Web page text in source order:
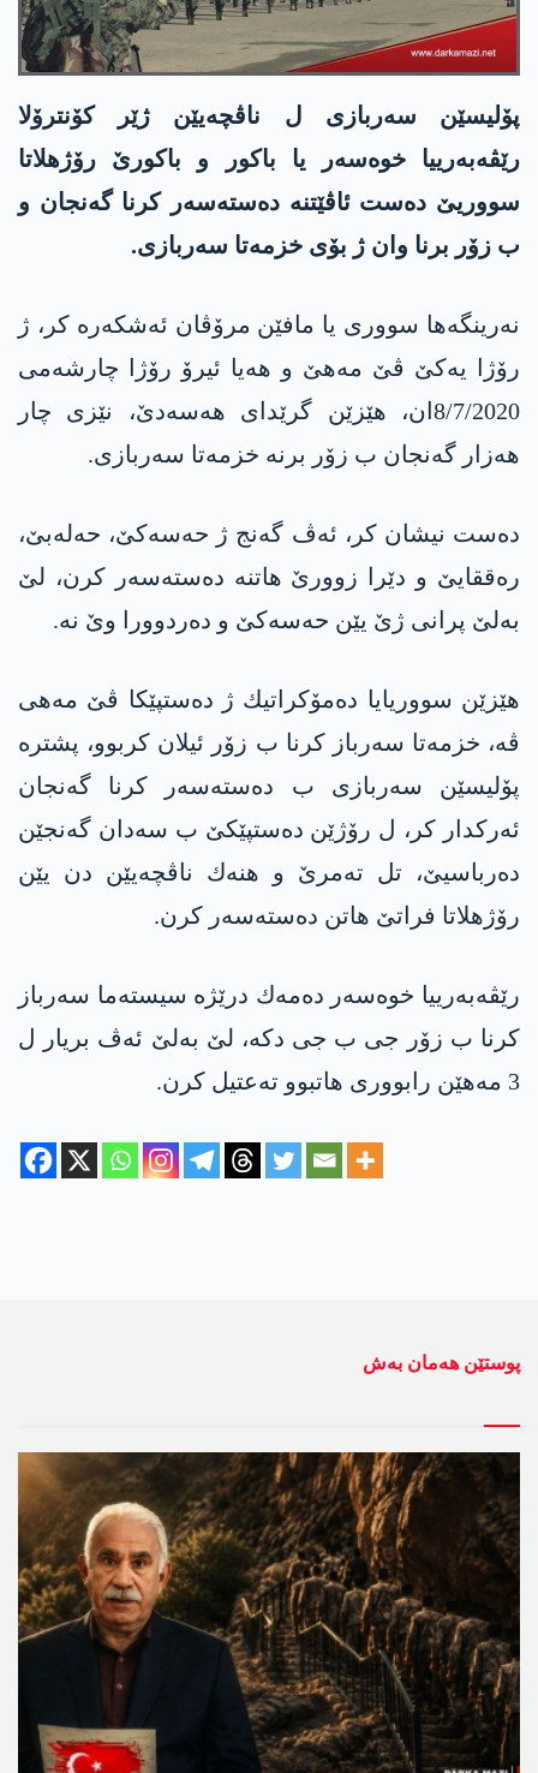
پۆلیسێن سه‌ربازی ل ناڤچه‌یێن ژێر كۆنترۆلا
رێڤه‌به‌رییا خوه‌سه‌ر یا باكور و باكورێ رۆژهلاتا
سووریێ ده‌ست ئاڤێتنه‌ ده‌سته‌سه‌ر كرنا گه‌نجان و
ب زۆر برنا وان ژ بۆی خزمه‌تا سه‌ربازی.
نه‌رینگه‌ها سووری یا مافێن مرۆڤان ئه‌شكه‌ره‌ كر، ژ
رۆژا یه‌كێ ڤێ مه‌هێ و هه‌یا ئیرۆ رۆژا چارشه‌می
8/7/2020ان، هێزێن گرێدای هه‌سه‌دێ، نێزی چار
هه‌زار گه‌نجان ب زۆر برنه‌ خزمه‌تا سه‌ربازی.
ده‌ست نیشان كر، ئه‌ڤ گه‌نج ژ حه‌سه‌كێ، حه‌له‌بێ،
ره‌ققایێ و دێرا زوورێ هاتنه‌ ده‌سته‌سه‌ر كرن، لێ
به‌لێ پرانی ژێ یێن حه‌سه‌كێ و ده‌ردوورا وێ نه‌.
هێزێن سووریایا ده‌مۆكراتیك ژ ده‌ستپێكا ڤێ مه‌هی
ڤه‌، خزمه‌تا سه‌رباز كرنا ب زۆر ئیلان كربوو، پشتره‌
پۆلیسێن سه‌ربازی ب ده‌سته‌سه‌ر كرنا گه‌نجان
ئه‌ركدار كر، ل رۆژێن ده‌ستپێكێ ب سه‌دان گه‌نجێن
ده‌رباسیێ، تل ته‌مرێ و هنه‌ك ناڤچه‌یێن دن یێن
رۆژهلاتا فراتێ هاتن ده‌سته‌سه‌ر كرن.
رێڤه‌به‌رییا خوه‌سه‌ر ده‌مه‌ك درێژه‌ سیسته‌ما سه‌رباز
كرنا ب زۆر جی ب جی دكه‌، لێ به‌لێ ئه‌ڤ بریار ل
3 مه‌هێن رابووری هاتبوو ته‌عتیل كرن.
پوستێن ھەمان بەش